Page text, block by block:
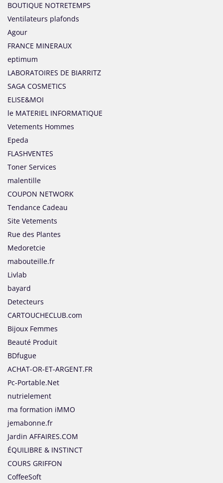
BOUTIQUE NOTRETEMPS
Ventilateurs plafonds
Agour
FRANCE MINERAUX
eptimum
LABORATOIRES DE BIARRITZ
SAGA COSMETICS
ELISE&MOI
le MATERIEL INFORMATIQUE
Vetements Hommes
Epeda
FLASHVENTES
Toner Services
malentille
COUPON NETWORK
Tendance Cadeau
Site Vetements
Rue des Plantes
Medoretcie
mabouteille.fr
Livlab
bayard
Detecteurs
CARTOUCHECLUB.com
Bijoux Femmes
Beauté Produit
BDfugue
ACHAT-OR-ET-ARGENT.FR
Pc-Portable.Net
nutrielement
ma formation iMMO
jemabonne.fr
Jardin AFFAIRES.COM
ÉQUILIBRE & INSTINCT
COURS GRIFFON
CoffeeSoft